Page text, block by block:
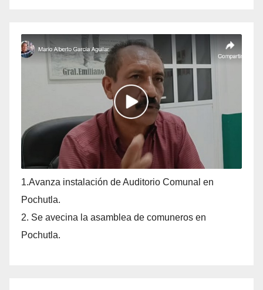
1.Avanza instalación de Auditorio Comunal en
Pochutla.
2. Se avecina la asamblea de comuneros en
Pochutla.